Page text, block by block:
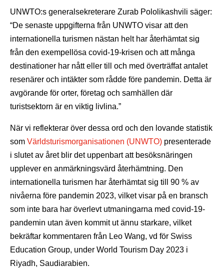
UNWTO:s generalsekreterare Zurab Pololikashvili säger:
“De senaste uppgifterna från UNWTO visar att den
internationella turismen nästan helt har återhämtat sig
från den exempellösa covid-19-krisen och att många
destinationer har nått eller till och med överträffat antalet
resenärer och intäkter som rådde före pandemin. Detta är
avgörande för orter, företag och samhällen där
turistsektorn är en viktig livlina.”
När vi reflekterar över dessa ord och den lovande statistik
som Världsturismorganisationen (UNWTO) presenterade
i slutet av året blir det uppenbart att besöksnäringen
upplever en anmärkningsvärd återhämtning. Den
internationella turismen har återhämtat sig till 90 % av
nivåerna före pandemin 2023, vilket visar på en bransch
som inte bara har överlevt utmaningarna med covid-19-
pandemin utan även kommit ut ännu starkare, vilket
bekräftar kommentaren från Leo Wang, vd för Swiss
Education Group, under World Tourism Day 2023 i
Riyadh, Saudiarabien.